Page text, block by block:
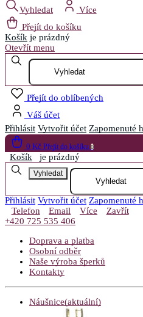
Vyhledat
Více
Přejít do košíku
Košík je prázdný
Otevřít menu
Přejít do oblíbených
Váš účet
Přihlásit Vytvořit účet Zapomenuté
0 Kč Přejít do košíku 0
Košík je prázdný
Vyhledat
Přihlásit Vytvořit účet Zapomenuté
Telefon
Email Více
Zavřít
+420 725 535 406
Doprava a platba
Osobní odběr
Naše výroba šperků
Kontakty
Náušnice(aktuální)